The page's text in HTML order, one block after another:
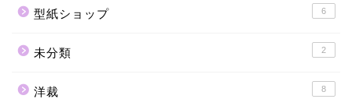
型紙ショップ 6
未分類 2
洋裁 8